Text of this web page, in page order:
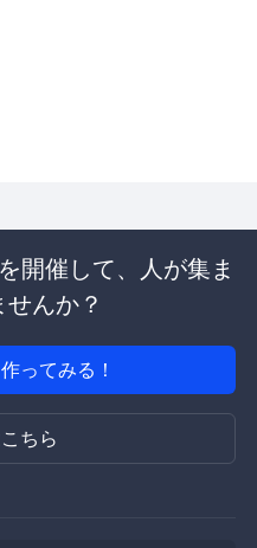
開催して、人が集ま
んか？
ってみる！
ちら